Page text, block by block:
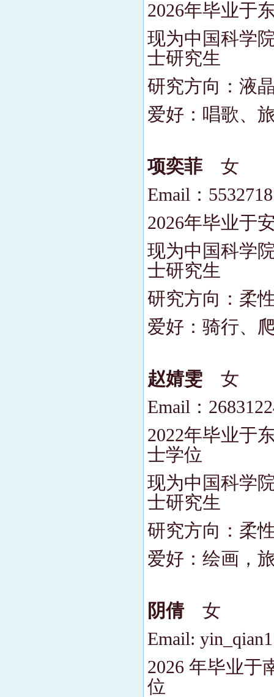
2026年毕业于
现为中国科学
士研究生
研究方向：液
爱好：唱歌、
项奕菲 女
Email：
2026年毕业于
现为中国科学
士研究生
研究方向：柔
爱好：骑行、
赵婧雯 女
Email：
2022年毕业于
士学位
现为中国科学
士研究生
研究方向：柔
爱好：绘画，
阴倩 女
Email:
2026 年毕业于
位